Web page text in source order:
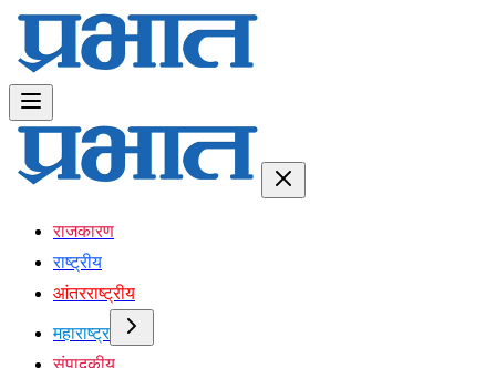
राजकारण
राष्ट्रीय
आंतरराष्ट्रीय
महाराष्ट्र
संपादकीय